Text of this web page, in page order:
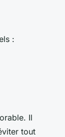
:
Il
tout